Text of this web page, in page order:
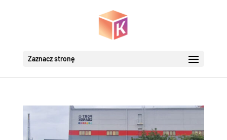
Zaznacz stronę